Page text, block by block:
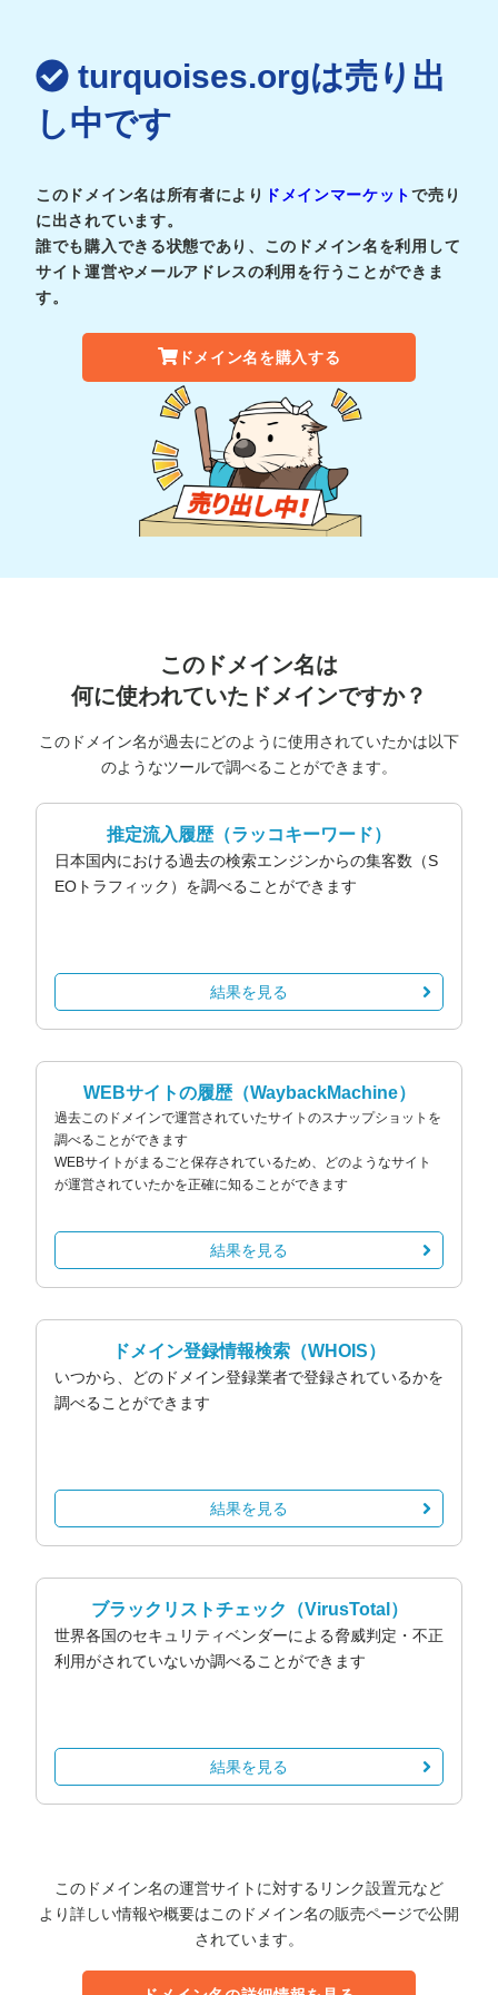
turquoises.orgは売り出
し中です
このドメイン名は所有者により ドメインマーケットで売り
に出されています。
誰でも購入できる状態であり、このドメイン名を利用して
サイト運営やメールアドレスの利用を行うことができま
す。
ドメイン名を購入する
このドメイン名は
何に使われていたドメインですか？
このドメイン名が過去にどのように使用されていたかは以下
のようなツールで調べることができます。
推定流入履歴（ラッコキーワード）
日本国内における過去の検索エンジンからの集客数（S
EOトラフィック）を調べることができます
結果を見る
WEBサイトの履歴（WaybackMachine）
過去このドメインで運営されていたサイトのスナップショットを
調べることができます
WEBサイトがまるごと保存されているため、どのようなサイト
が運営されていたかを正確に知ることができます
結果を見る
ドメイン登録情報検索 （WHOIS）
いつから、どのドメイン登録業者で登録されているかを
調べることができます
結果を見る
ブラックリストチェック （VirusTotal）
世界各国のセキュリティベンダーによる脅威判定・不正
利用がされていないか調べることができます
結果を見る
このドメイン名の運営サイトに対するリンク設置元など
より詳しい情報や概要はこのドメイン名の販売ページで公開
されています。